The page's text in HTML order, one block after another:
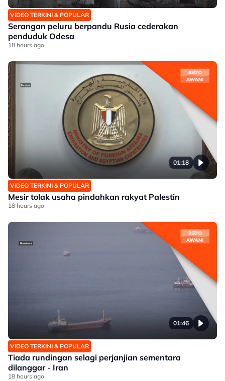
VIDEO TERKINI & POPULAR
Serangan peluru berpandu Rusia cederakan
penduduk Odesa
18 hours ago
01:18
VIDEO TERKINI & POPULAR
Mesir tolak usaha pindahkan rakyat Palestin
18 hours ago
01:46
VIDEO TERKINI & POPULAR
Tiada rundingan selagi perjanjian sementara
dilanggar - Iran
18 hours ago